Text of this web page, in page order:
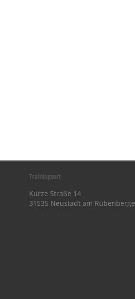
Trainingsort
Kurze Straße 14
31535 Neustadt am Rübenberge